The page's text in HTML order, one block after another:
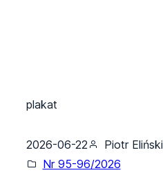
plakat
2026-06-22 Piotr Eliński
Nr 95-96/2026